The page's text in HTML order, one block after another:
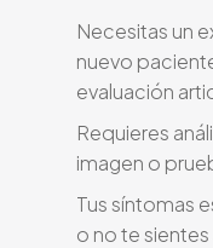
Necesitas un
nuevo
evaluación
Requieres
imagen o
Tus síntomas
o no te